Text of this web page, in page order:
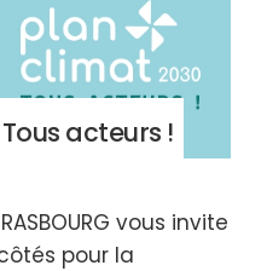
Tous acteurs !
vous invite
pour la